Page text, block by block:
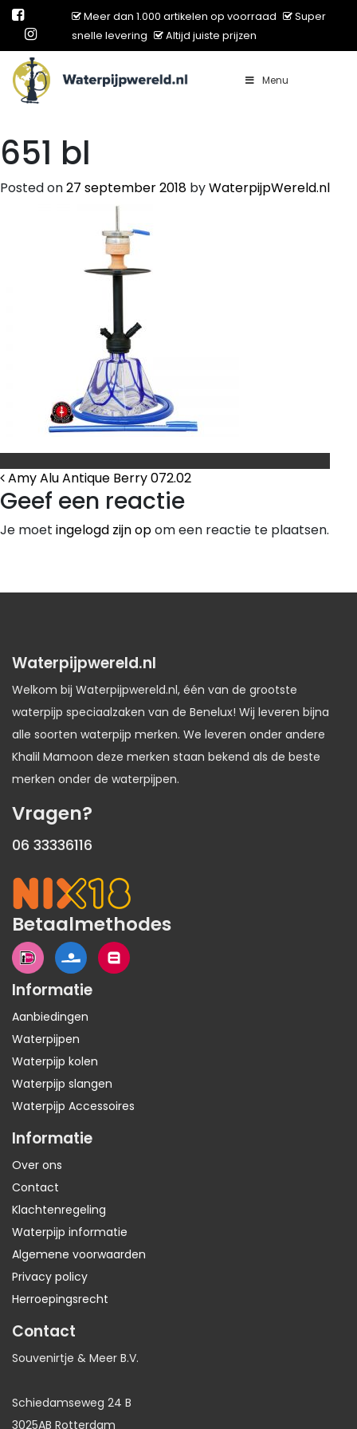
Meer dan 1.000 artikelen op voorraad
Super
snelle levering
Altijd juiste prijzen
Main Navigation Menu
651 bl
Posted on27 september 2018 byWaterpijpWereld.nl
Bericht Navigatie
Amy Alu Antique Berry 072.02
Geef een reactie
Je moet ingelogd zijn opom een reactie te plaatsen.
Waterpijpwereld.nl
Welkom bij Waterpijpwereld.nl, één van de grootste
waterpijp speciaalzaken van de Benelux! Wij leveren bijna
alle soorten waterpijp merken. We leveren onder andere
Khalil Mamoon deze merken staan bekend als de beste
merken onder de waterpijpen.
Vragen?
06 33336116
Betaalmethodes
Informatie
Aanbiedingen
Waterpijpen
Waterpijp kolen
Waterpijp slangen
Waterpijp Accessoires
Informatie
Over ons
Contact
Klachtenregeling
Waterpijp informatie
Algemene voorwaarden
Privacy policy
Herroepingsrecht
Contact
Souvenirtje & Meer B.V.
Schiedamseweg 24 B
3025AB Rotterdam